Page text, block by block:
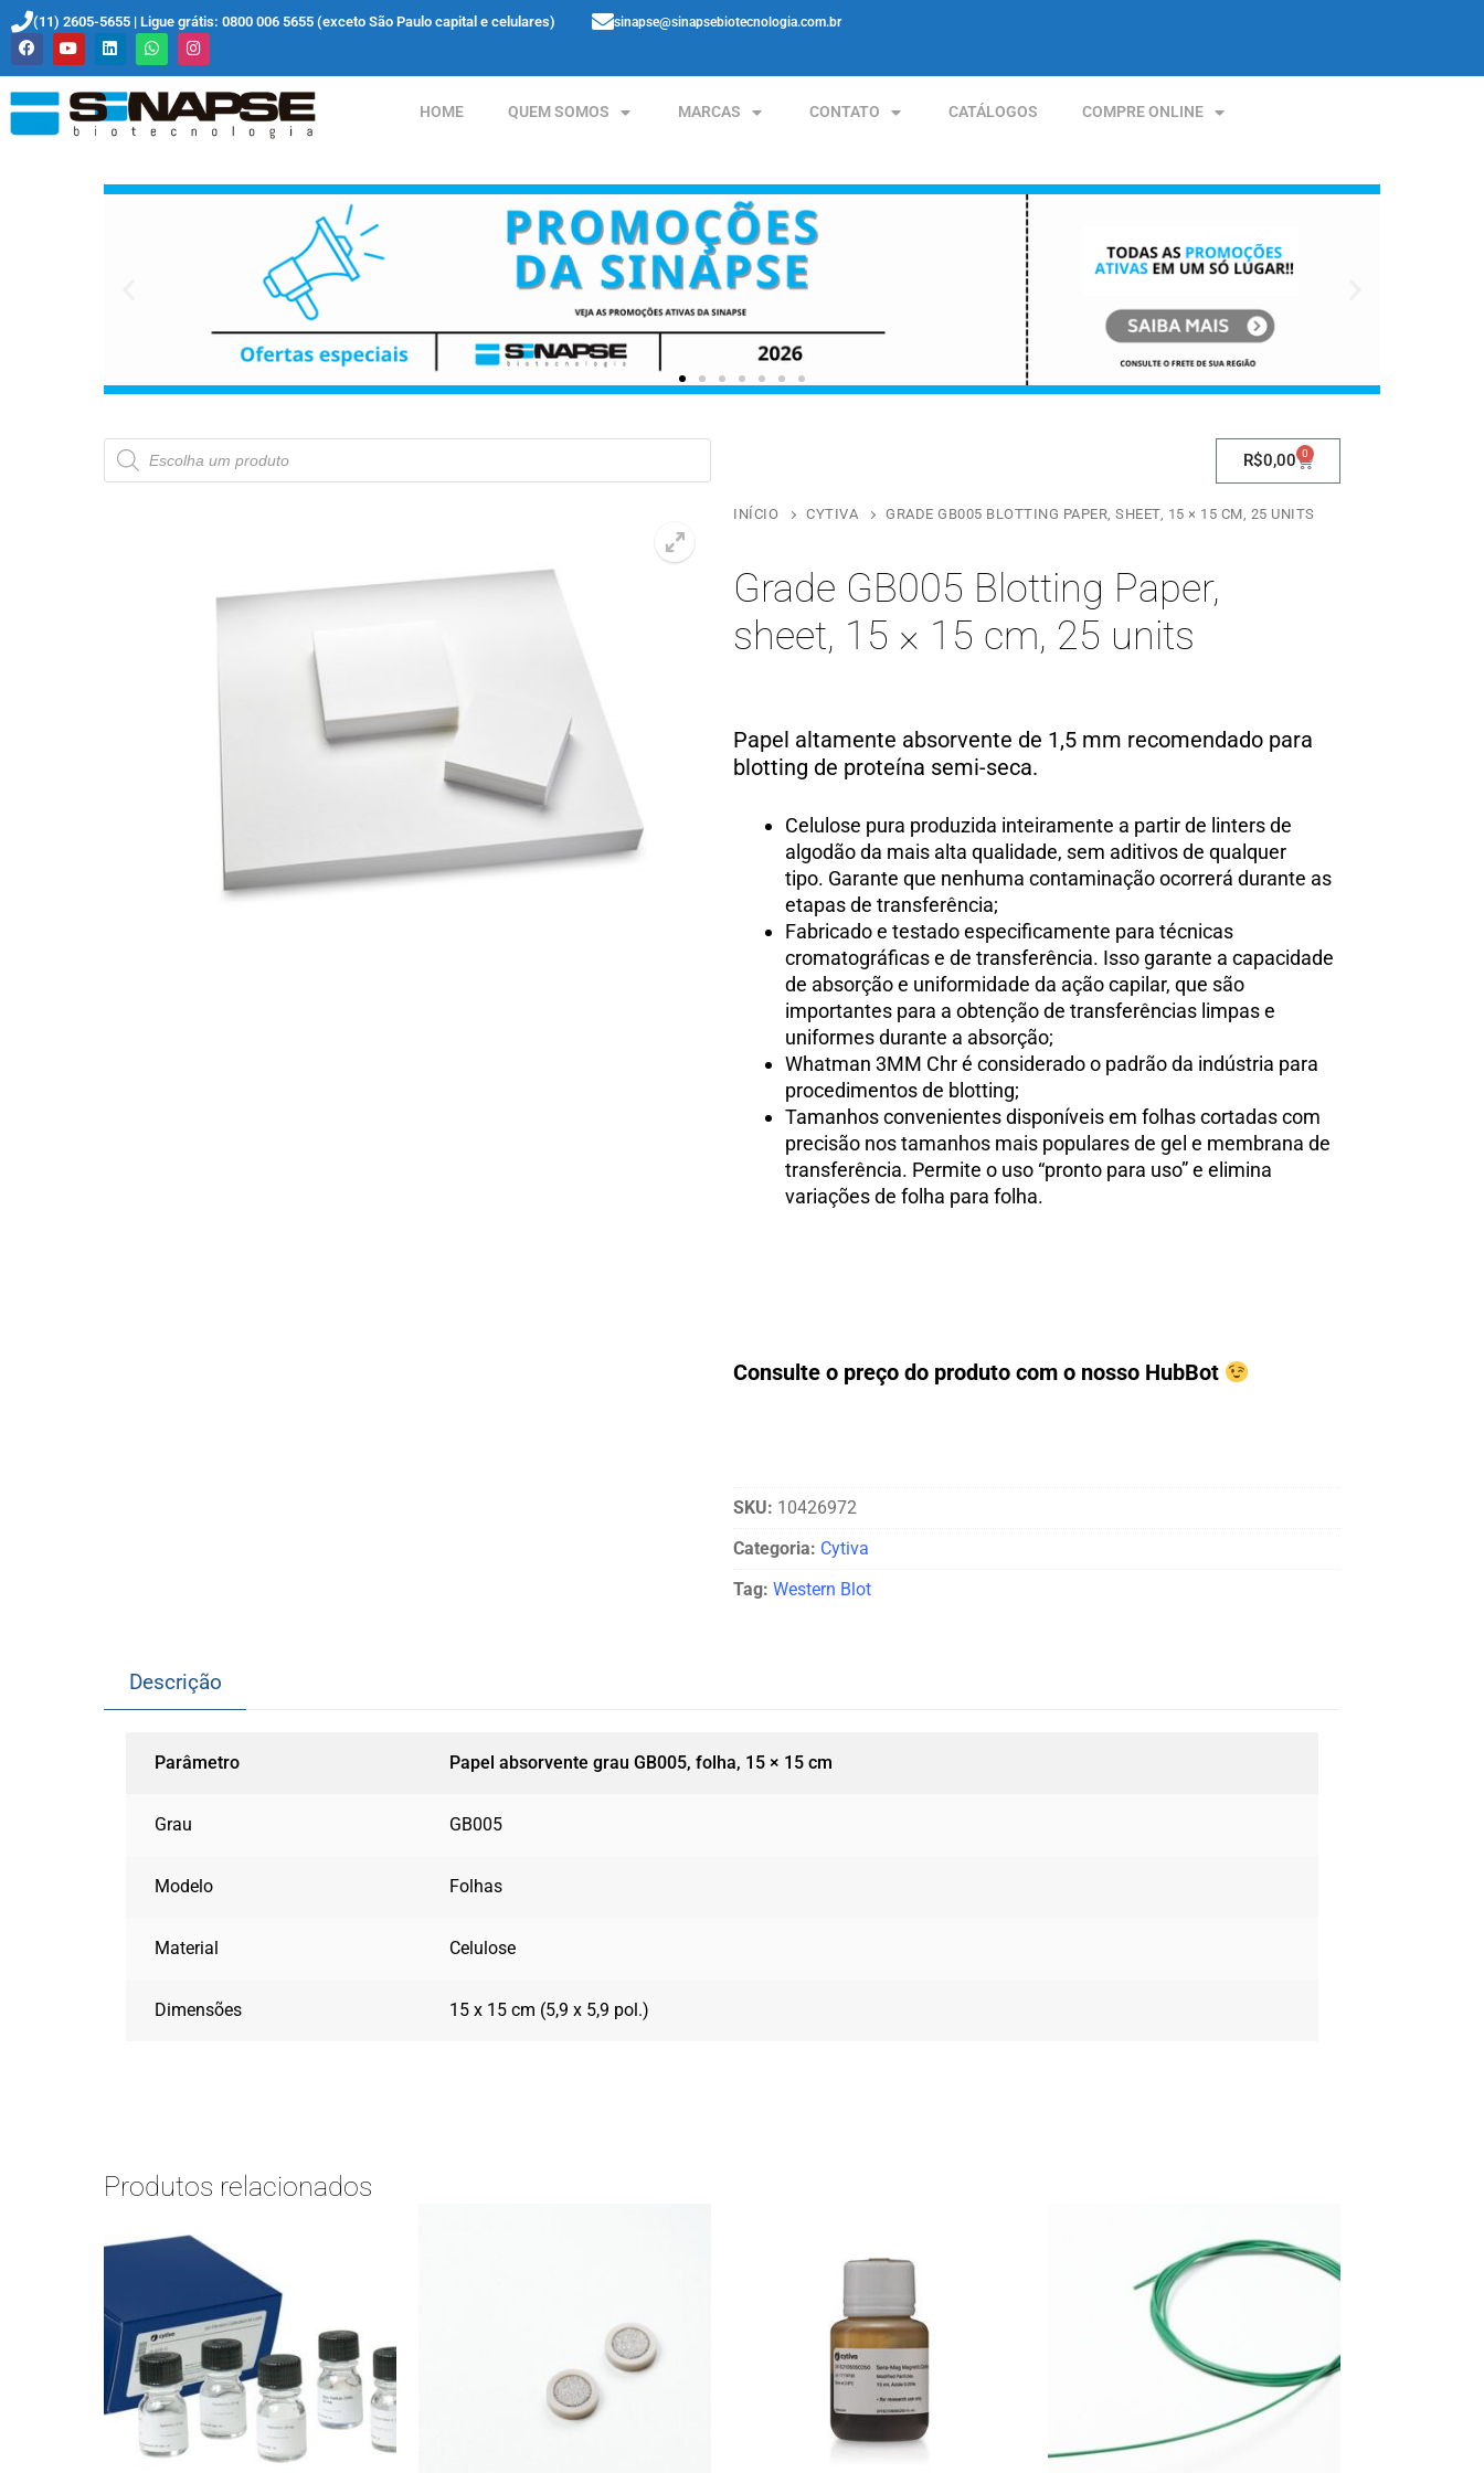
(11) 2605-5655 | Ligue grátis: 0800 006 5655 (exceto São Paulo capital e celulares) sinapse@sinapsebiotecnologia.com.br
HOME QUEM SOMOS MARCAS CONTATO CATÁLOGOS COMPRE ONLINE
R$0,00 0
INÍCIO CYTIVA GRADE GB005 BLOTTING PAPER, SHEET, 15 × 15 CM, 25 UNITS
Grade GB005 Blotting Paper,
sheet, 15 × 15 cm, 25 units
Papel altamente absorvente de 1,5 mm recomendado para
blotting de proteína semi-seca.
Celulose pura produzida inteiramente a partir de linters de
algodão da mais alta qualidade, sem aditivos de qualquer
tipo. Garante que nenhuma contaminação ocorrerá durante as
etapas de transferência;
Fabricado e testado especificamente para técnicas
cromatográficas e de transferência. Isso garante a capacidade
de absorção e uniformidade da ação capilar, que são
importantes para a obtenção de transferências limpas e
uniformes durante a absorção;
Whatman 3MM Chr é considerado o padrão da indústria para
procedimentos de blotting;
Tamanhos convenientes disponíveis em folhas cortadas com
precisão nos tamanhos mais populares de gel e membrana de
transferência. Permite o uso “pronto para uso” e elimina
variações de folha para folha.
Consulte o preço do produto com o nosso HubBot
SKU: 10426972
Categoria: Cytiva
Tag: Western Blot
Descrição
Parâmetro Papel absorvente grau GB005, folha, 15 × 15 cm
Grau GB005
Modelo Folhas
Material Celulose
Dimensões 15 x 15 cm (5,9 x 5,9 pol.)
Produtos relacionados